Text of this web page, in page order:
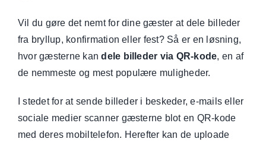
Vil du gøre det nemt for dine gæster at dele billeder
fra bryllup, konfirmation eller fest? Så er en løsning,
hvor gæsterne kandele billeder via QR-kode, en af
de nemmeste og mest populære muligheder.
I stedet for at sende billeder i beskeder, e-mails eller
sociale medier scanner gæsterne blot en QR-kode
med deres mobiltelefon. Herefter kan de uploade